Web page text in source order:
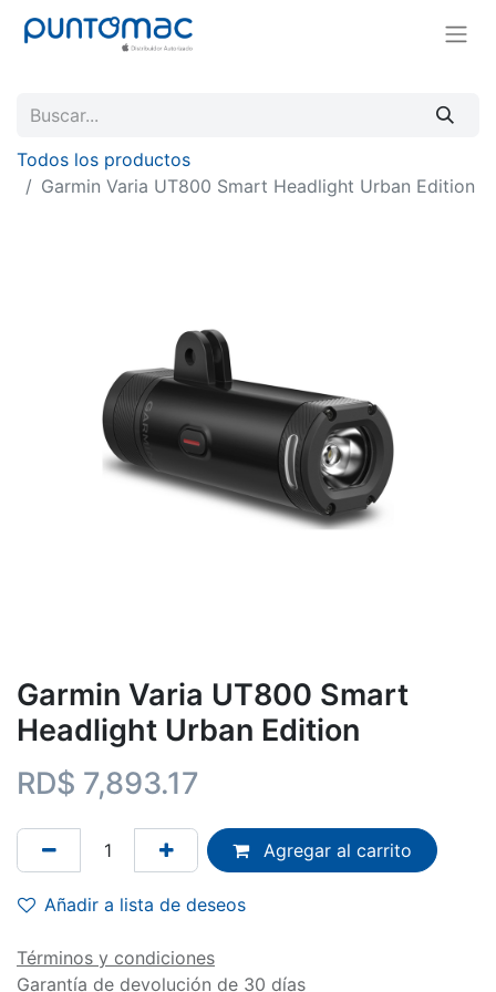
Todos los productos
Garmin Varia UT800 Smart Headlight Urban Edition
Garmin Varia UT800 Smart
Headlight Urban Edition
RD$ 7,893.17
Agregar al carrito
Añadir a lista de deseos
Términos y condiciones
Garantía de devolución de 30 días